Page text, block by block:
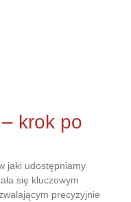
krok po
jaki udostępniamy
się kluczowym
precyzyjnie